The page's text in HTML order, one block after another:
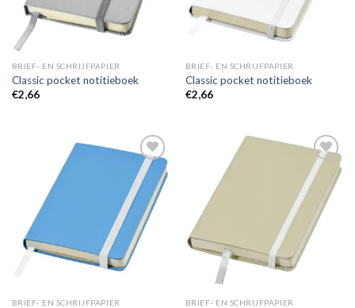
BRIEF- EN SCHRIJFPAPIER
Classic pocket notitieboek
€2,66
BRIEF- EN SCHRIJFPAPIER
Classic pocket notitieboek
€2,66
Toevoegen
aan
wenslijst
BRIEF- EN SCHRIJFPAPIER
Toevoegen
aan
wenslijst
BRIEF- EN SCHRIJFPAPIER